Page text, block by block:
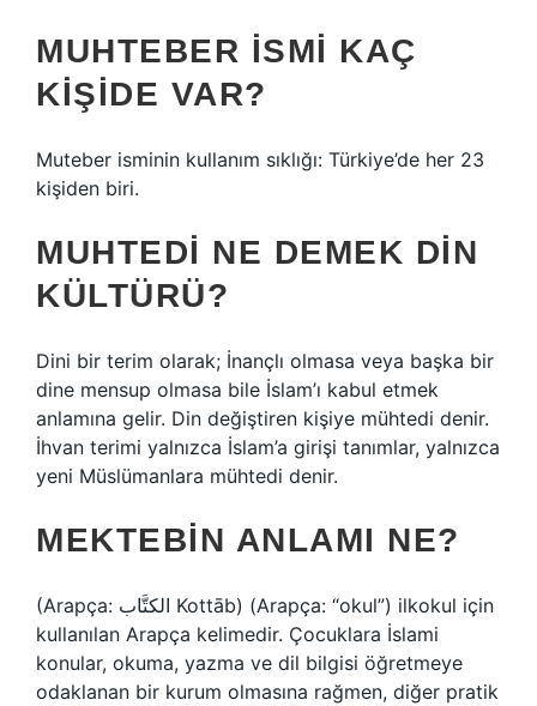
MUHTEBER ISMI KAÇ
KIŞIDE VAR?
Muteber isminin kullanım sıklığı: Türkiye’de her 23
kişiden biri.
MUHTEDI NE DEMEK DIN
KÜLTÜRÜ?
Dini bir terim olarak; İnançlı olmasa veya başka bir
dine mensup olmasa bile İslam’ı kabul etmek
anlamına gelir. Din değiştiren kişiye mühtedi denir.
İhvan terimi yalnızca İslam’a girişi tanımlar, yalnızca
yeni Müslümanlara mühtedi denir.
MEKTEBIN ANLAMI NE?
(Arapça: الكتَّاب Kottāb) (Arapça: “okul”) ilkokul için
kullanılan Arapça kelimedir. Çocuklara İslami
konular, okuma, yazma ve dil bilgisi öğretmeye
odaklanan bir kurum olmasına rağmen, diğer pratik